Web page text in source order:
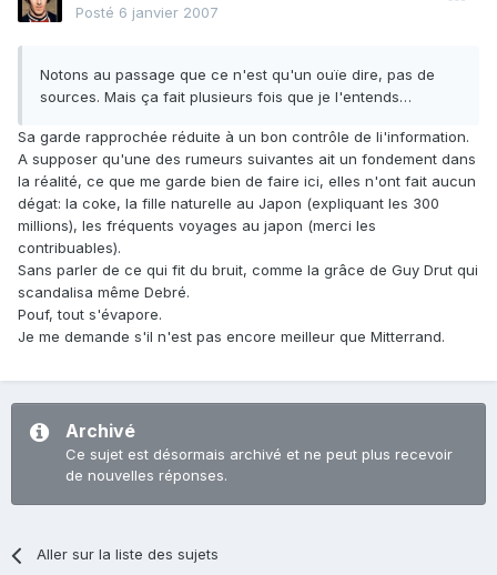
Posté 6 janvier 2007
Notons au passage que ce n'est qu'un ouïe dire, pas de
sources. Mais ça fait plusieurs fois que je l'entends…
Sa garde rapprochée réduite à un bon contrôle de li'information.
A supposer qu'une des rumeurs suivantes ait un fondement dans
la réalité, ce que me garde bien de faire ici, elles n'ont fait aucun
dégat: la coke, la fille naturelle au Japon (expliquant les 300
millions), les fréquents voyages au japon (merci les
contribuables).
Sans parler de ce qui fit du bruit, comme la grâce de Guy Drut qui
scandalisa même Debré.
Pouf, tout s'évapore.
Je me demande s'il n'est pas encore meilleur que Mitterrand.
Archivé
Ce sujet est désormais archivé et ne peut plus recevoir
de nouvelles réponses.
Aller sur la liste des sujets